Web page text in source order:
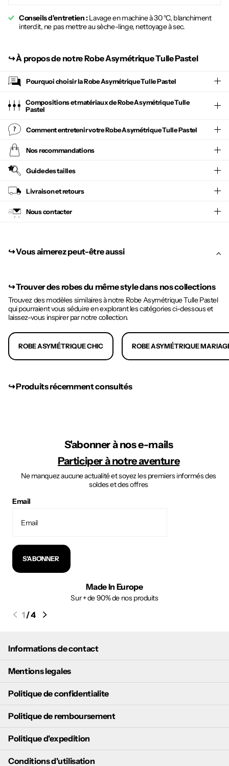
Conseils d'entretien :Lavage en machine à 30 °C, blanchiment
interdit, ne pas mettre au sèche-linge, nettoyage à sec.
↪︎À propos de notre Robe Asymétrique Tulle Pastel
Pourquoi choisir laRobe Asymétrique Tulle Pastel
Compositions et matériaux de Robe Asymétrique Tulle
Pastel
Comment entretenir votreRobe Asymétrique Tulle Pastel
Nos recommandations
Guide des tailles
Livraison et retours
Nous contacter
↪︎ Vous aimerez peut-être aussi
↪︎Trouver des robes du même style dans nos collections
Trouvez des modèles similaires à notre Robe Asymétrique Tulle Pastel
qui pourraient vous séduire en explorant les catégories ci-dessous et
laissez-vous inspirer par notre collection.
ROBE ASYMÉTRIQUE CHIC ROBE ASYMÉTRIQUE
↪︎ Produits récemment consultés
S'abonner à nos e-mails
Participer à notre aventure
Ne manquez aucune actualité et soyez les premiers informés des
soldes et des offres
Email
S'ABONNER
Made In Europe
Sur + de 90% de nos produits
1/4
Informations de contact
Mentions legales
Politique de confidentialite
Politique de remboursement
Politique d'expedition
Conditions d'utilisation